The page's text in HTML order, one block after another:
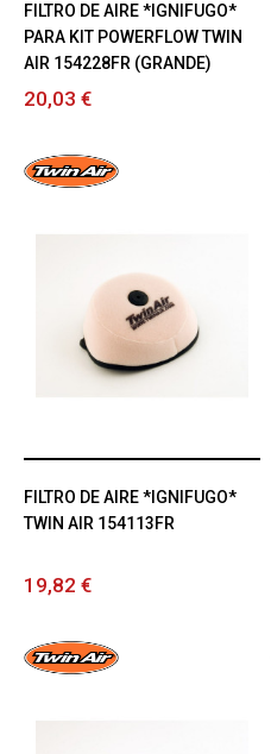
FILTRO DE AIRE *IGNIFUGO*
PARA KIT POWERFLOW TWIN
AIR 154228FR (GRANDE)
20,03 €
FILTRO DE AIRE *IGNIFUGO*
TWIN AIR 154113FR
19,82 €